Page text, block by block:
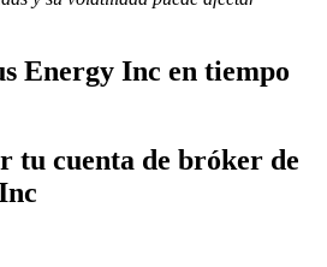
Energy Inc en tiempo
tu cuenta de bróker de